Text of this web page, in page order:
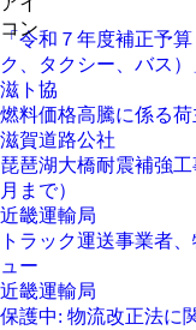
「令和７年度補正予
ク、タクシー、バス
滋ト協
燃料価格高騰に係る
滋賀道路公社
琵琶湖大橋耐震補強
月まで）
近畿運輸局
トラック運送事業者
ュー
近畿運輸局
保護中: 物流改正法に